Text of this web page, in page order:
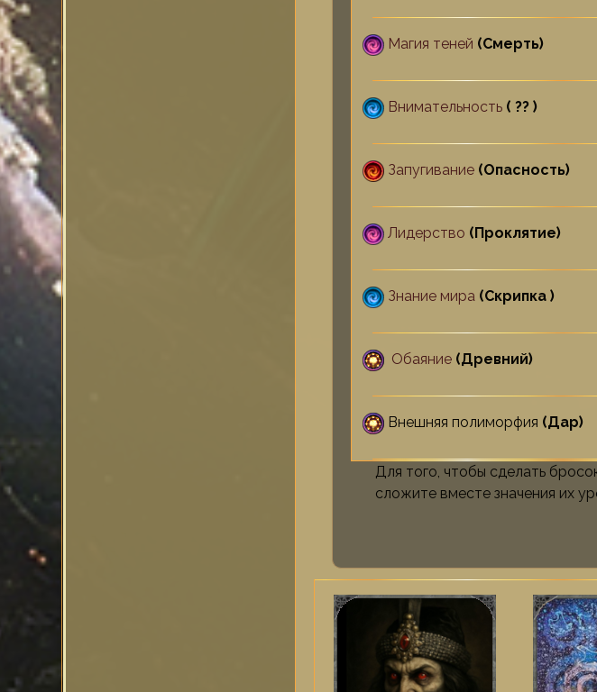
Магия теней (Смерть)
Внимательность ( ?? )
Запугивание (Опасность)
Лидерство (Проклятие)
Знание мира (Скрипка )
Обаяние (Древний)
Внешняя полиморфия (Дар)
Для того, чтобы сделать
сложите вместе значения их